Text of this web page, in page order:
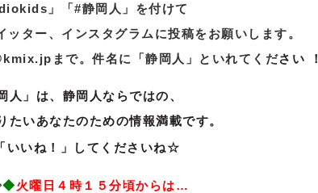
」「#静岡人」を付けて
ッター、インスタグラムに投稿をお願いします。
まで。件名に「静岡人」といれてください ！
人」は、静岡人ならではの、
たいあなたのための情報満載です。
いいね！」してくださいね☆
◆火曜日４時１５分頃からは…